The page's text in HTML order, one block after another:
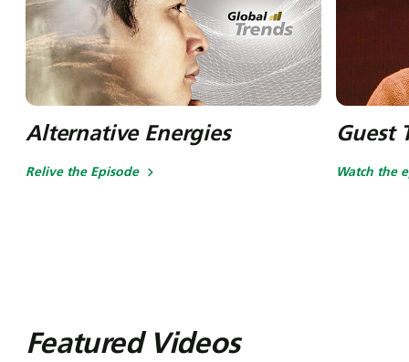
Alternative Energies
Relive the Episode
Guest
Watch the
Featured Videos